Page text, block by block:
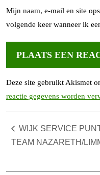
Mijn naam, e-mail en site
volgende keer wanneer ik
Deze site gebruikt Akismet
reactie gegevens worden
WIJK SERVICE
TEAM NAZARETH/